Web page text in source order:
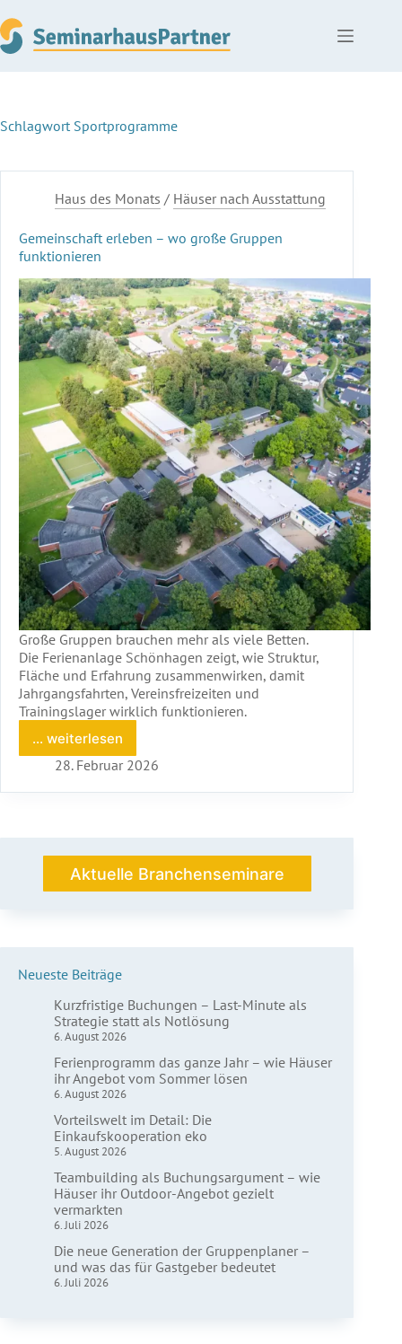
Inhalt
springen
SchlagwortSportprogramme
Haus des Monats / Häuser nach Ausstattung
Gemeinschaft erleben – wo große Gruppen
funktionieren
Große Gruppen brauchen mehr als viele Betten.
Die Ferienanlage Schönhagen zeigt, wie Struktur,
Fläche und Erfahrung zusammenwirken, damit
Jahrgangsfahrten, Vereinsfreizeiten und
Trainingslager wirklich funktionieren.
... weiterlesen
Gemeinschaft
erleben
wo
28. Februar 2026
Aktuelle Branchenseminare
Neueste Beiträge
Kurzfristige Buchungen – Last-Minute als
Strategie statt als Notlösung
6. August 2026
Ferienprogramm das ganze Jahr – wie Häuser
ihr Angebot vom Sommer lösen
6. August 2026
Vorteilswelt im Detail: Die
Einkaufskooperation eko
5. August 2026
Teambuilding als Buchungsargument – wie
Häuser ihr Outdoor-Angebot gezielt
vermarkten
6. Juli 2026
Die neue Generation der Gruppenplaner –
und was das für Gastgeber bedeutet
6. Juli 2026